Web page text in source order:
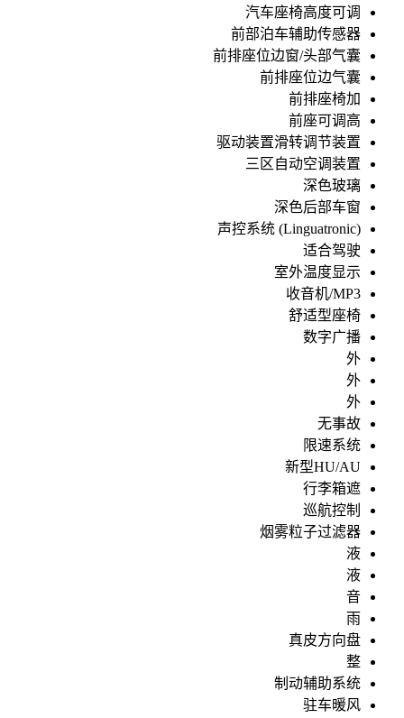
汽车座椅高度可调
前部泊车辅助传感器
前排座位边窗/头部气囊
前排座位边气囊
前排座椅加
前座可调高
驱动装置滑转调节装置
三区自动空调装置
深色玻璃
深色后部车窗
声控系统 (Linguatronic)
适合驾驶
室外温度显示
收音机/MP3
舒适型座椅
数字广播
外
外
外
无事故
限速系统
新型HU/AU
行李箱遮
巡航控制
烟雾粒子过滤器
液
液
音
雨
真皮方向盘
整
制动辅助系统
驻车暖风